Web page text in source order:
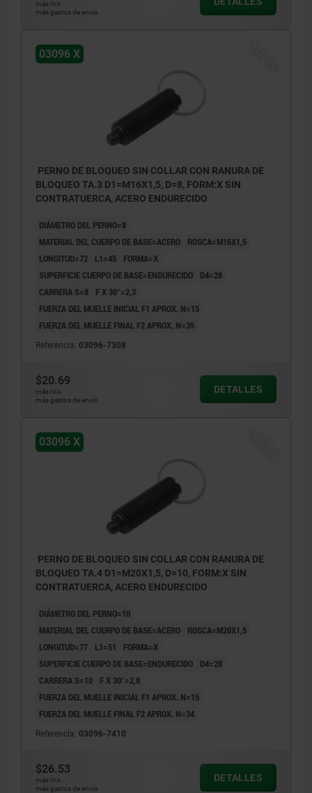
más IVA.
más gastos de envío
03096 X
PERNO DE BLOQUEO SIN COLLAR CON RANURA DE
BLOQUEO TA.3 D1=M16X1,5, D=8, FORM:X SIN
CONTRATUERCA, ACERO ENDURECIDO
DIÁMETRO DEL PERNO=8
MATERIAL DEL CUERPO DE BASE=ACERO
ROSCA=M16X1,5
LONGITUD=72
L1=45
FORMA=X
SUPERFICIE CUERPO DE BASE=ENDURECIDO
D4=28
CARRERA S=8
F X 30°=2,3
FUERZA DEL MUELLE INICIAL F1 APROX. N=15
FUERZA DEL MUELLE FINAL F2 APROX. N=35
Referencia: 03096-7308
$20.69
más IVA.
más gastos de envío
DETALLES
03096 X
PERNO DE BLOQUEO SIN COLLAR CON RANURA DE
BLOQUEO TA.4 D1=M20X1,5, D=10, FORM:X SIN
CONTRATUERCA, ACERO ENDURECIDO
DIÁMETRO DEL PERNO=10
MATERIAL DEL CUERPO DE BASE=ACERO
ROSCA=M20X1,5
LONGITUD=77
L1=51
FORMA=X
SUPERFICIE CUERPO DE BASE=ENDURECIDO
D4=28
CARRERA S=10
F X 30°=2,8
FUERZA DEL MUELLE INICIAL F1 APROX. N=15
FUERZA DEL MUELLE FINAL F2 APROX. N=34
Referencia: 03096-7410
$26.53
más IVA.
más gastos de envío
DETALLES